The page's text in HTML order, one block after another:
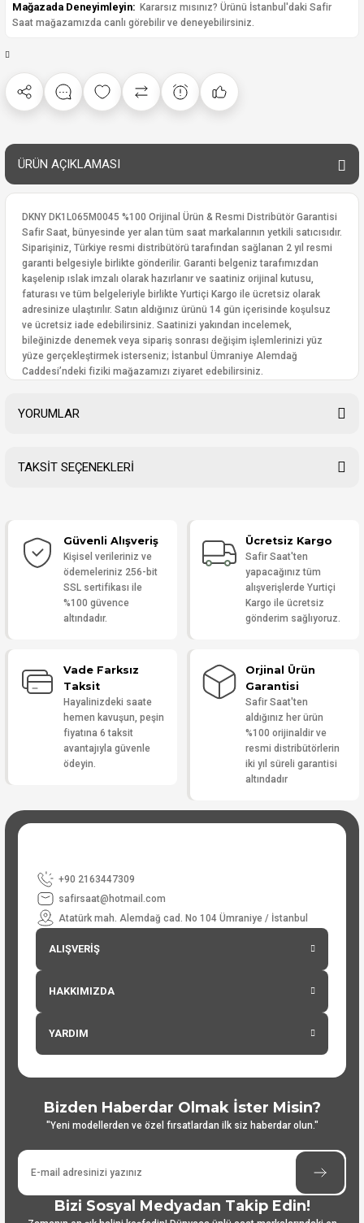
Mağazada Deneyimleyin: Kararsız mısınız? Ürünü İstanbul'daki Safir
Saat mağazamızda canlı görebilir ve deneyebilirsiniz.
ÜRÜN AÇIKLAMASI
DKNY DK1L065M0045 %100 Orijinal Ürün & Resmi Distribütör Garantisi
Safir Saat, bünyesinde yer alan tüm saat markalarının yetkili satıcısıdır.
Siparişiniz, Türkiye resmi distribütörü tarafından sağlanan 2 yıl resmi
garanti belgesiyle birlikte gönderilir. Garanti belgeniz tarafımızdan
kaşelenip ıslak imzalı olarak hazırlanır ve saatiniz orijinal kutusu,
faturası ve tüm belgeleriyle birlikte Yurtiçi Kargo ile ücretsiz olarak
adresinize ulaştırılır. Satın aldığınız ürünü 14 gün içerisinde koşulsuz
ve ücretsiz iade edebilirsiniz. Saatinizi yakından incelemek,
bileğinizde denemek veya sipariş sonrası değişim işlemlerinizi yüz
yüze gerçekleştirmek isterseniz; İstanbul Ümraniye Alemdağ
Caddesi’ndeki fiziki mağazamızı ziyaret edebilirsiniz.
YORUMLAR
Yorum Yaz
TAKSİT SEÇENEKLERİ
Güvenli Alışveriş
Kişisel verileriniz ve
ödemeleriniz 256-bit
SSL sertifikası ile
%100 güvence
altındadır.
Ücretsiz Kargo
Safir Saat'ten
yapacağınız tüm
alışverişlerde Yurtiçi
Kargo ile ücretsiz
gönderim sağlıyoruz.
Vade Farksız
Taksit
Hayalinizdeki saate
hemen kavuşun, peşin
fiyatına 6 taksit
avantajıyla güvenle
ödeyin.
Orjinal Ürün
Garantisi
Safir Saat'ten
aldığınız her ürün
%100 orijinaldir ve
resmi distribütörlerin
iki yıl süreli garantisi
altındadır
+90 2163447309
safirsaat@hotmail.com
Atatürk mah. Alemdağ cad. No 104 Ümraniye / İstanbul
ALIŞVERİŞ
HAKKIMIZDA
YARDIM
Bizden Haberdar Olmak İster Misin?
"Yeni modellerden ve özel fırsatlardan ilk siz haberdar olun."
Bizi Sosyal Medyadan Takip Edin!